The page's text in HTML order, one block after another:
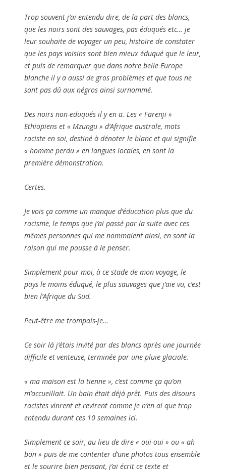
Trop souvent j’ai entendu dire, de la part des blancs,
que les noirs sont des sauvages, pas éduqués etc… je
leur souhaite de voyager un peu, histoire de constater
que les pays voisins sont bien mieux éduqué que le leur,
et puis de remarquer que dans notre belle Europe
blanche il y a aussi de gros problèmes et que tous ne
sont pas dû aux négros ainsi surnommé.
Des noirs non-eduqués il y en a. Les « Farenji »
Ethiopiens et « Mzungu » d’Afrique australe, mots
raciste en soi, destiné à dénoter le blanc et qui signifie
« homme perdu » en langues locales, en sont la
première démonstration.
Certes.
Je vois ça comme un manque d’éducation plus que du
racisme, le temps que j’ai passé par la suite avec ces
mêmes personnes qui me nommaient ainsi, en sont la
raison qui me pousse à le penser.
Simplement pour moi, à ce stade de mon voyage, le
pays le moins éduqué, le plus sauvages que j’aie vu, c’est
bien l’Afrique du Sud.
Peut-être me trompais-je…
Ce soir là j’étais invité par des blancs après une journée
difficile et venteuse, terminée par une pluie glaciale.
« ma maison est la tienne », c’est comme ça qu’on
m’accueillait. Un bain était déjà prêt. Puis des disours
racistes vinrent et revirent comme je n’en ai que trop
entendu durant ces 10 semaines ici.
Simplement ce soir, au lieu de dire « oui-oui » ou « ah
bon » puis de me contenter d’une photos tous ensemble
et le sourire bien pensant, j’ai écrit ce texte et